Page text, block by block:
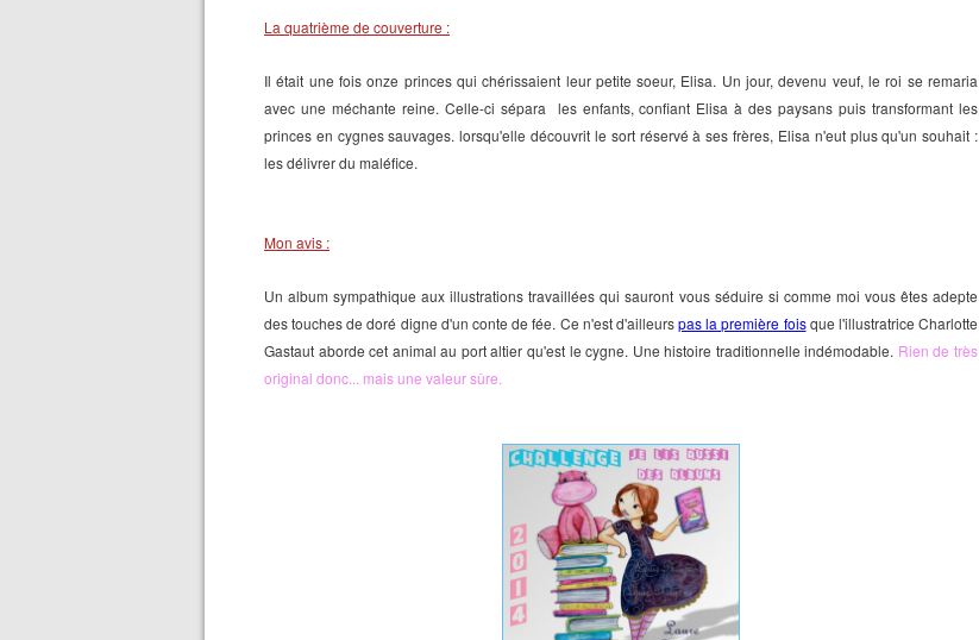
La quatrième de couverture :
Il était une fois onze princes qui chérissaient leur petite soeur, Elisa. Un jour, devenu veuf, le roi se remaria
avec une méchante reine. Celle-ci sépara les enfants, confiant Elisa à des paysans puis transformant les
princes en cygnes sauvages. lorsqu'elle découvrit le sort réservé à ses frères, Elisa n'eut plus qu'un souhait :
les délivrer du maléfice.
Mon avis :
Un album sympathique aux illustrations travaillées qui sauront vous séduire si comme moi vous êtes adepte
des touches de doré digne d'un conte de fée. Ce n'est d'ailleurspas la première foisque l'illustratrice Charlotte
Gastaut aborde cet animal au port altier qu'est le cygne. Une histoire traditionnelle indémodable. Rien de très
original donc... mais une valeur sûre.